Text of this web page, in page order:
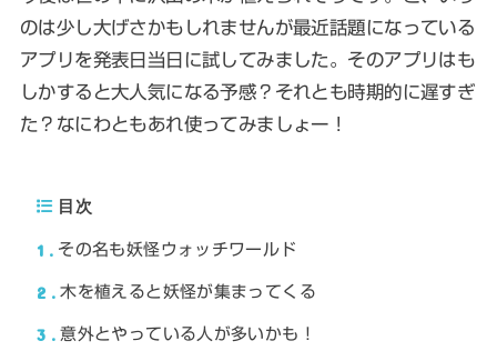
のは少し大げさかもしれませんが最近話題になっている
アプリを発表日当日に試してみました。そのアプリはも
しかすると大人気になる予感？それとも時期的に遅すぎ
た？なにわともあれ使ってみましょー！
目次
1 その名も妖怪ウォッチワールド
2 木を植えると妖怪が集まってくる
3 意外とやっている人が多いかも！